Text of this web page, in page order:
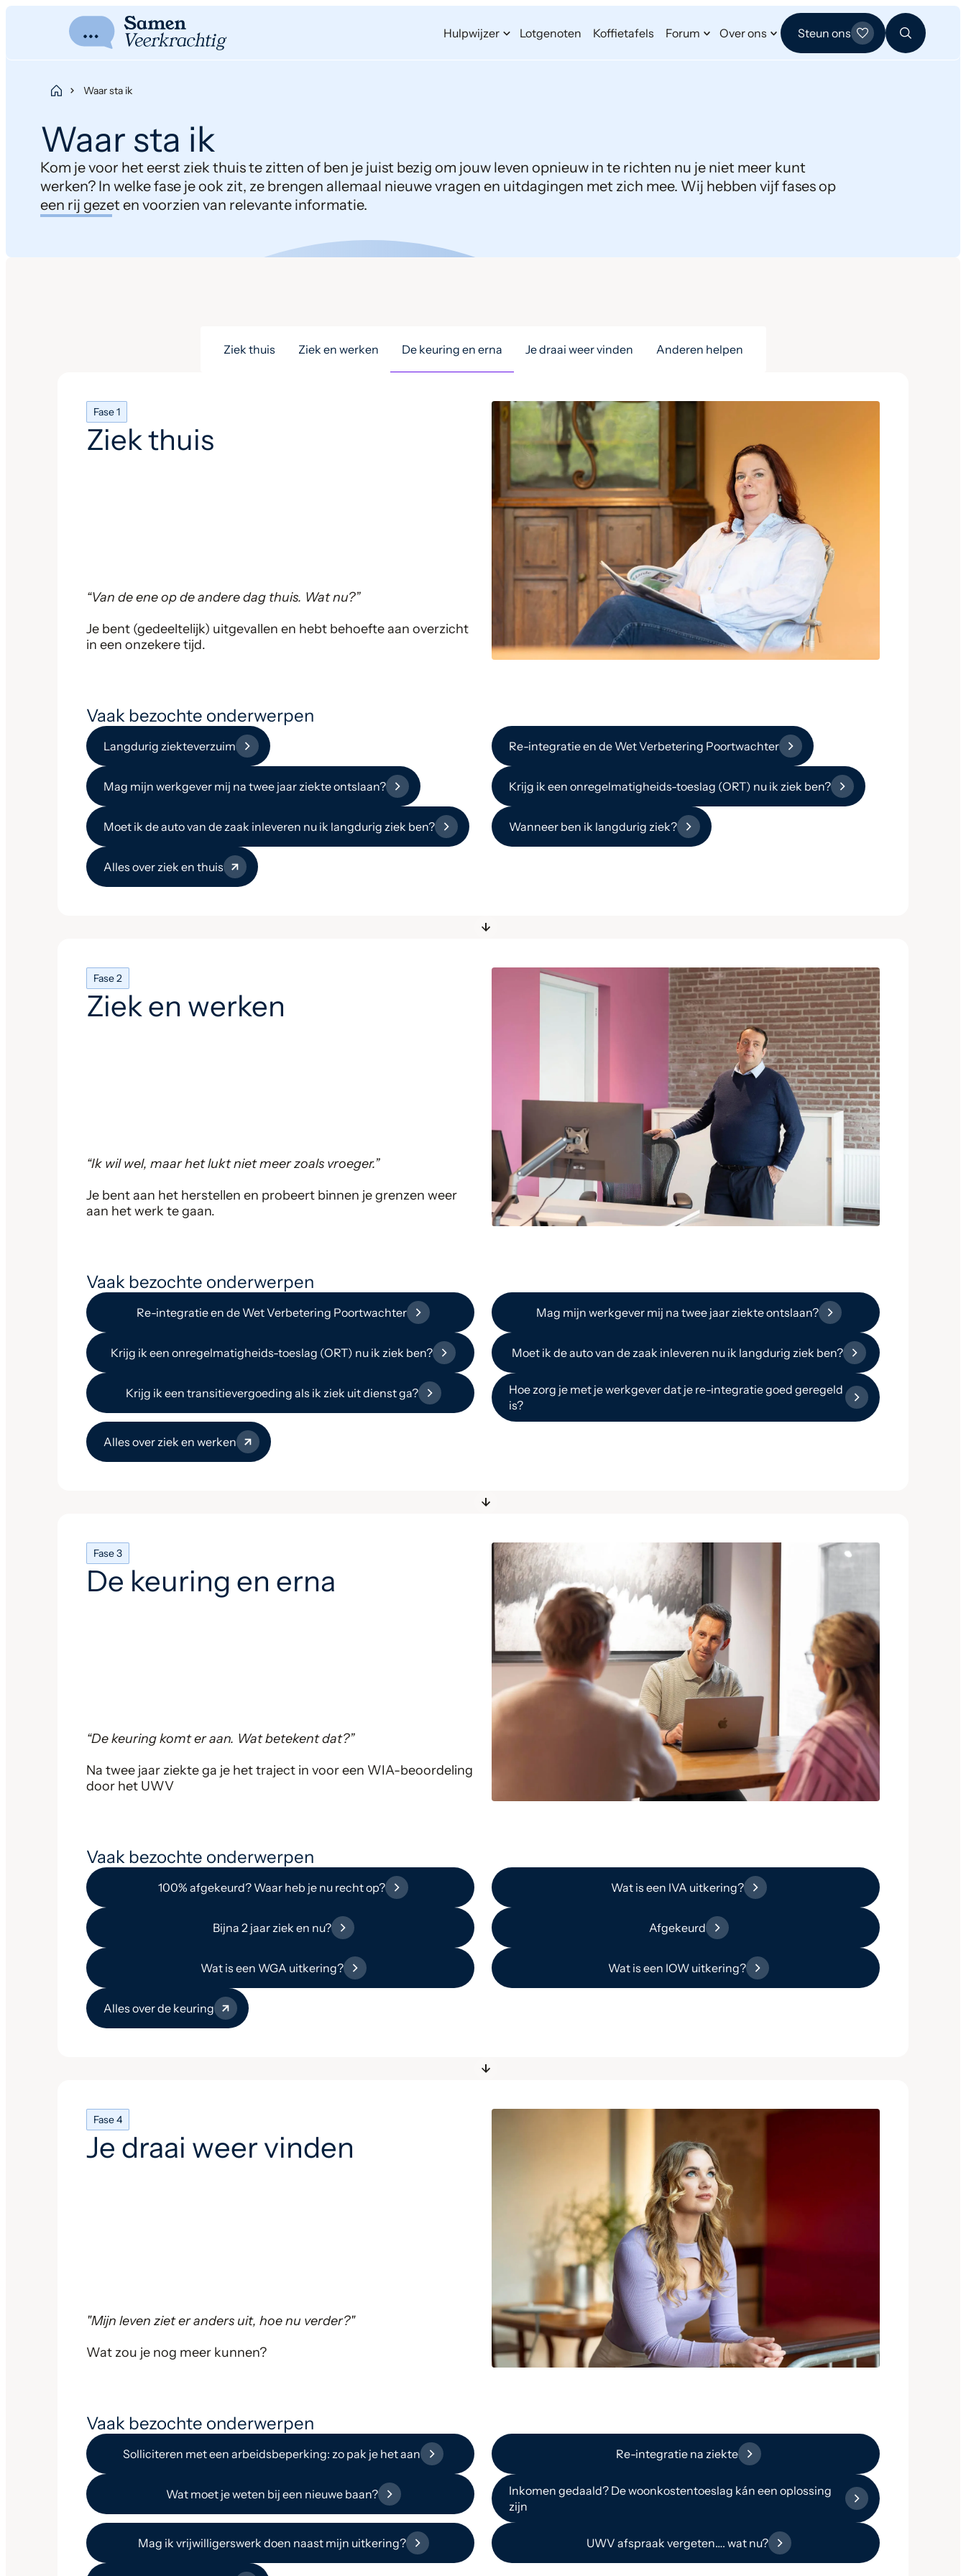
Hulpwijzer Lotgenoten Koffietafels Forum Over ons Steun ons
Waar sta ik
Waar sta ik
Kom je voor het eerst ziek thuis te zitten of ben je juist bezig om jouw leven opnieuw in te richten nu je niet meer kunt
werken? In welke fase je ook zit, ze brengen allemaal nieuwe vragen en uitdagingen met zich mee. Wij hebben vijf fases op
een rij gezet en voorzien van relevante informatie.
Ziek thuis Ziek en werken De keuring en erna Je draai weer vinden Anderen helpen
Fase 1
Ziek thuis
“Van de ene op de andere dag thuis. Wat nu?”
Je bent (gedeeltelijk) uitgevallen en hebt behoefte aan overzicht
in een onzekere tijd.
Vaak bezochte onderwerpen
Langdurig ziekteverzuim Re-integratie en de Wet Verbetering Poortwachter
Mag mijn werkgever mij na twee jaar ziekte ontslaan? Krijg ik een onregelmatigheids-toeslag (ORT) nu ik ziek ben?
Moet ik de auto van de zaak inleveren nu ik langdurig ziek ben? Wanneer ben ik langdurig ziek?
Alles over ziek en thuis
Fase 2
Ziek en werken
“Ik wil wel, maar het lukt niet meer zoals vroeger.”
Je bent aan het herstellen en probeert binnen je grenzen weer
aan het werk te gaan.
Vaak bezochte onderwerpen
Re-integratie en de Wet Verbetering Poortwachter Mag mijn werkgever mij na twee jaar ziekte ontslaan?
Krijg ik een onregelmatigheids-toeslag (ORT) nu ik ziek ben? Moet ik de auto van de zaak inleveren nu ik langdurig ziek ben?
Krijg ik een transitievergoeding als ik ziek uit dienst ga?
Hoe zorg je met je werkgever dat je re-integratie goed geregeld
is?
Alles over ziek en werken
Fase 3
De keuring en erna
“De keuring komt er aan. Wat betekent dat?”
Na twee jaar ziekte ga je het traject in voor een WIA-beoordeling
door het UWV
Vaak bezochte onderwerpen
100% afgekeurd? Waar heb je nu recht op? Wat is een IVA uitkering?
Bijna 2 jaar ziek en nu? Afgekeurd
Wat is een WGA uitkering? Wat is een IOW uitkering?
Alles over de keuring
Fase 4
Je draai weer vinden
"Mijn leven ziet er anders uit, hoe nu verder?"
Wat zou je nog meer kunnen?
Vaak bezochte onderwerpen
Solliciteren met een arbeidsbeperking: zo pak je het aan Re-integratie na ziekte
Wat moet je weten bij een nieuwe baan?
Inkomen gedaald? De woonkostentoeslag kán een oplossing
zijn
Mag ik vrijwilligerswerk doen naast mijn uitkering? UWV afspraak vergeten…. wat nu?